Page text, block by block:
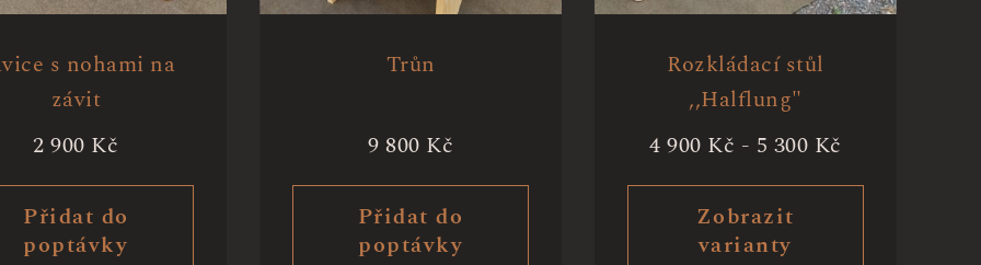
s nohami na
závit
2 900 Kč
Přidat do
poptávky
Trůn
9 800 Kč
Přidat do
poptávky
Rozkládací stůl
,,Halflung"
4 900 Kč - 5 300 Kč
Zobrazit
varianty